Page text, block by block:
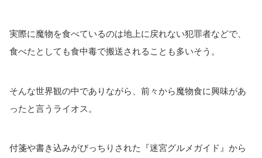
実際に魔物を食べているのは地上に戻れない犯罪者などで、
食べたとしても食中毒で搬送されることも多いそう。
そんな世界観の中でありながら、前々から魔物食に興味があ
ったと言うライオス。
付箋や書き込みがびっちりされた『迷宮グルメガイド』から